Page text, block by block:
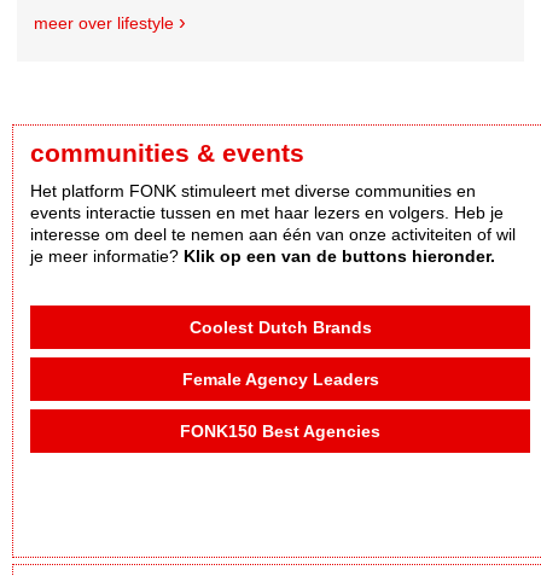
meer over lifestyle
communities & events
Het platform FONK stimuleert met diverse communities en
events interactie tussen en met haar lezers en volgers. Heb je
interesse om deel te nemen aan één van onze activiteiten of wil
je meer informatie? Klik op een van de buttons hieronder.
Coolest Dutch Brands
Female Agency Leaders
FONK150 Best Agencies